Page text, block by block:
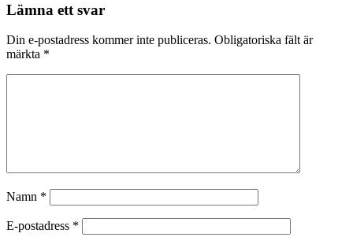
Lämna ett svar
Din e-postadress kommer inte publiceras. Obligatoriska fält är
märkta *
Namn *
E-postadress *